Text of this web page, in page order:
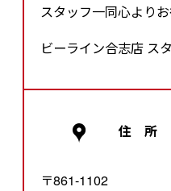
スタッフ一同心より
ビーライン合志店 ス
住 所
〒861-1102